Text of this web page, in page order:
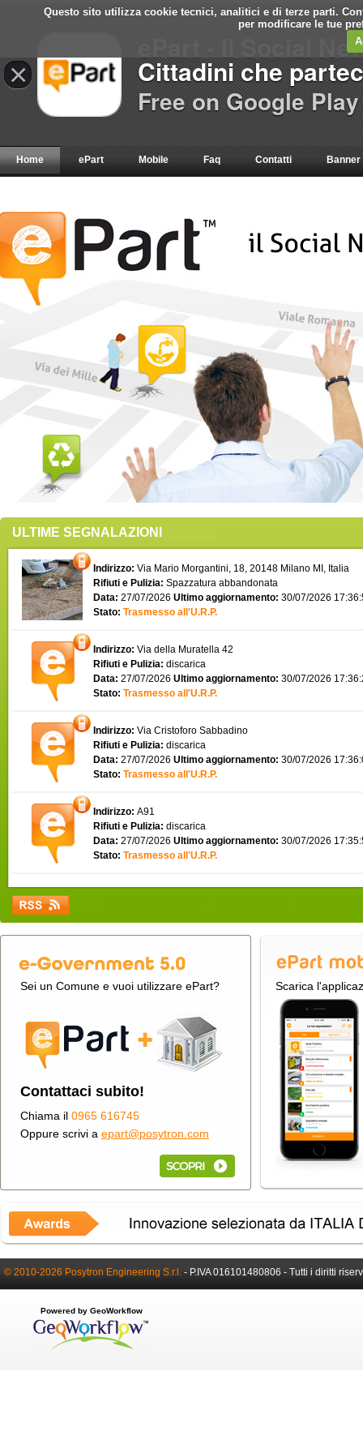
Questo sito utilizza cookie tecnici, analitici e di terze parti.
per modificare le tue
Home ePart Mobile Faq Contatti Banner
ULTIME SEGNALAZIONI
Indirizzo: Via Mario Morgantini, 18, 20148 Milano MI, Italia
Rifiuti e Pulizia: Spazzatura abbandonata
Data: 27/07/2026 Ultimo aggiornamento: 30/07/2026
Stato: Trasmesso all'U.R.P.
Indirizzo: Via della Muratella 42
Rifiuti e Pulizia: discarica
Data: 27/07/2026 Ultimo aggiornamento: 30/07/2026
Stato: Trasmesso all'U.R.P.
Indirizzo: Via Cristoforo Sabbadino
Rifiuti e Pulizia: discarica
Data: 27/07/2026 Ultimo aggiornamento: 30/07/2026
Stato: Trasmesso all'U.R.P.
Indirizzo: A91
Rifiuti e Pulizia: discarica
Data: 27/07/2026 Ultimo aggiornamento: 30/07/2026
Stato: Trasmesso all'U.R.P.
Sei un Comune e vuoi utilizzare ePart?
Contattaci subito!
Chiama il 0965 616745
Oppure scrivi a epart@posytron.com
Scarica
© 2010-2026 Posytron Engineering S.r.l. - P.IVA 016101480806 - Tutti i diritti
Powered by GeoWorkflow
×
ePart - Il Social
Cittadini che
Free on Google Play